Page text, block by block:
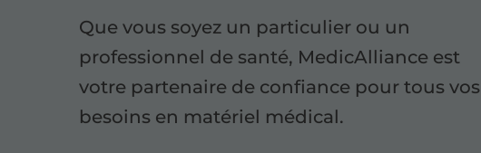
Que vous soyez un particulier ou un
professionnel de santé, MedicAlliance est
votre partenaire de confiance pour tous vos
besoins en matériel médical.